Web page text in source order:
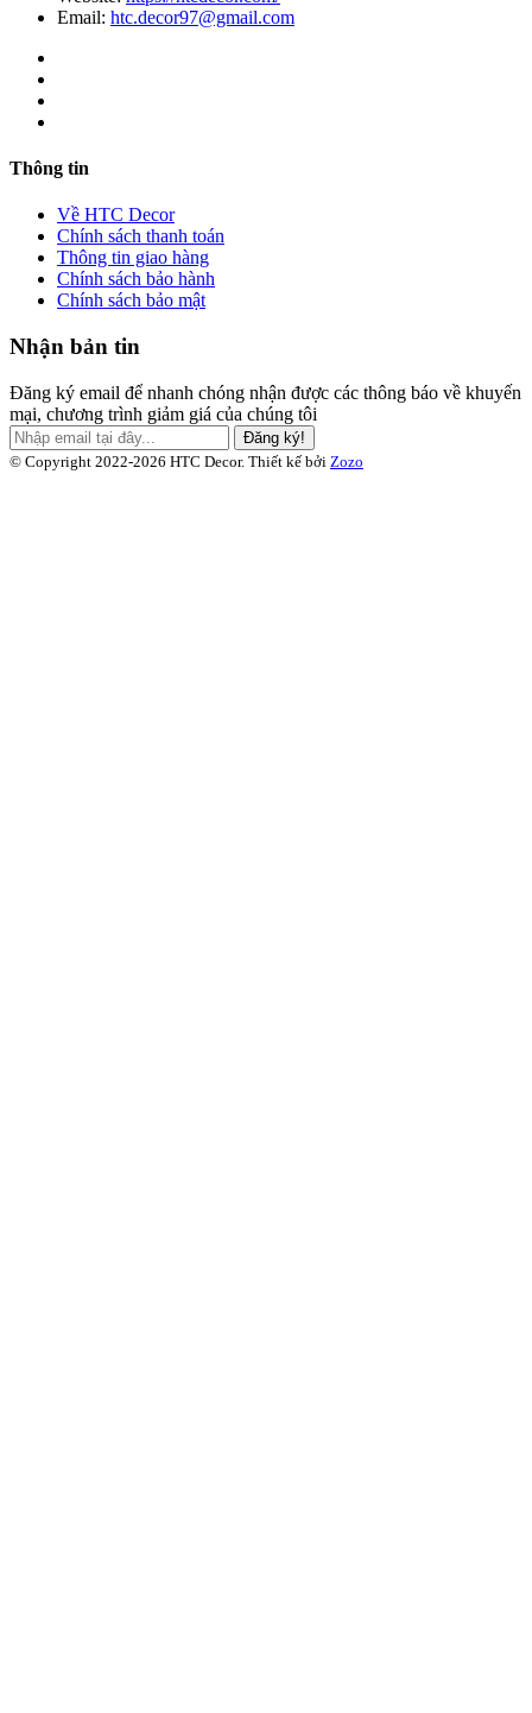
Email: htc.decor97@gmail.com
Thông tin
Về HTC Decor
Chính sách thanh toán
Thông tin giao hàng
Chính sách bảo hành
Chính sách bảo mật
Nhận bản tin
Đăng ký email để nhanh chóng nhận được các thông báo về khuyến
mại, chương trình giảm giá của chúng tôi
Đăng ký!
© Copyright 2022-2026 HTC Decor. Thiết kế bởi Zozo